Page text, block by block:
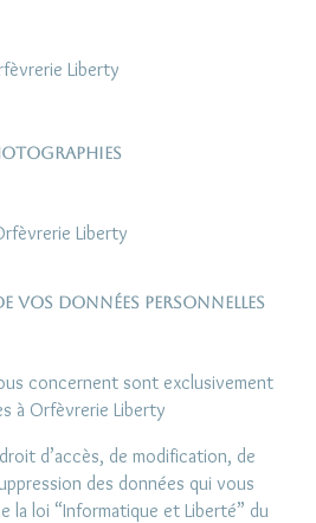
Liberty
Liberty
vos données personnelles
concernent sont exclusivement
à Orfèvrerie Liberty
d’accès, de modification, de
des données qui vous
la loi “Informatique et Liberté” du